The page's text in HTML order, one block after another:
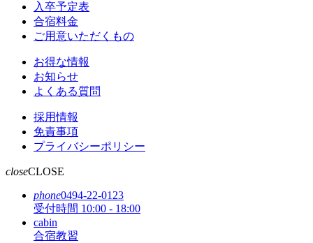
入卒予定表
合宿料金
ご用意いただくもの
お得な情報
お知らせ
よくある質問
採用情報
免責事項
プライバシーポリシー
closeCLOSE
phone0494-22-0123
受付時間 10:00 - 18:00
cabin
合宿教習